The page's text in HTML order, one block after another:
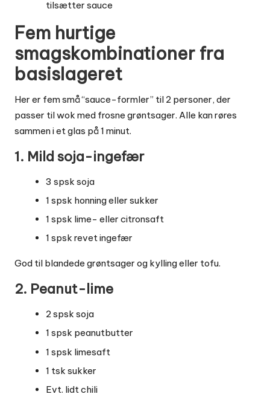
tilsætter sauce
Fem hurtige
smagskombinationer fra
basislageret
Her er fem små “sauce-formler” til 2 personer, der
passer til wok med frosne grøntsager. Alle kan røres
sammen i et glas på 1 minut.
1. Mild soja-ingefær
3 spsk soja
1 spsk honning eller sukker
1 spsk lime- eller citronsaft
1 spsk revet ingefær
God til blandede grøntsager og kylling eller tofu.
2. Peanut-lime
2 spsk soja
1 spsk peanutbutter
1 spsk limesaft
1 tsk sukker
Evt. lidt chili